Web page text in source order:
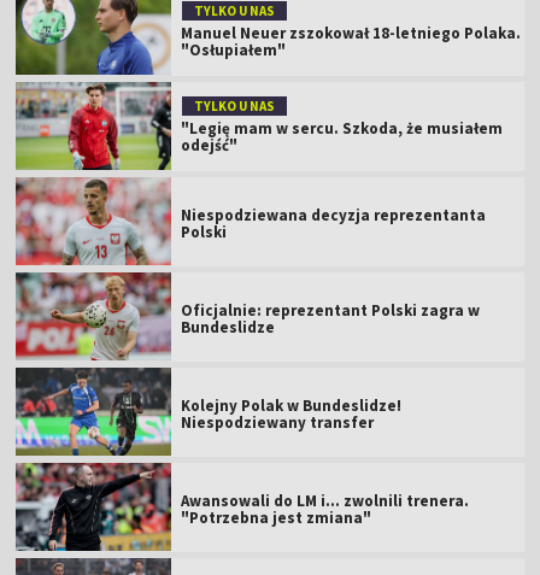
TYLKO U NAS
Manuel Neuer zszokował 18-letniego Polaka.
"Osłupiałem"
TYLKO U NAS
"Legię mam w sercu. Szkoda, że musiałem
odejść"
Niespodziewana decyzja reprezentanta
Polski
Oficjalnie: reprezentant Polski zagra w
Bundeslidze
Kolejny Polak w Bundeslidze!
Niespodziewany transfer
Awansowali do LM i... zwolnili trenera.
"Potrzebna jest zmiana"